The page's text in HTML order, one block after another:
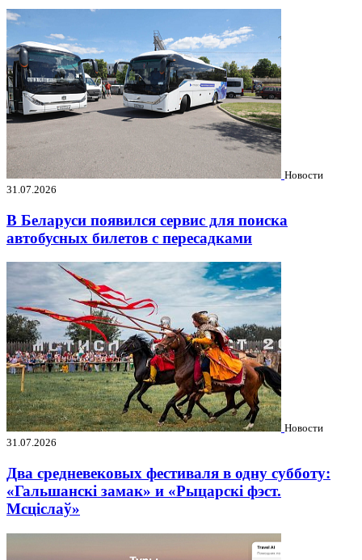
Новости
31.07.2026
В Беларуси появился сервис для поиска
автобусных билетов с пересадками
Новости
31.07.2026
Два средневековых фестиваля в одну субботу:
«Гальшанскі замак» и «Рыцарскі фэст.
Мсціслаў»